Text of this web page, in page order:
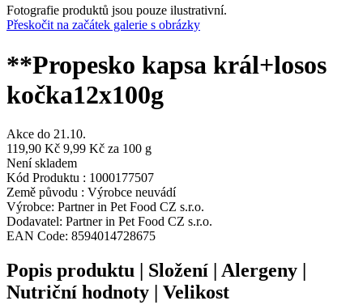
Fotografie produktů jsou pouze ilustrativní.
Přeskočit na začátek galerie s obrázky
**Propesko kapsa král+losos
kočka12x100g
Akce do 21.10.
119,90 Kč 9,99 Kč za 100 g
Není skladem
Kód Produktu : 1000177507
Země původu : Výrobce neuvádí
Výrobce: Partner in Pet Food CZ s.r.o.
Dodavatel: Partner in Pet Food CZ s.r.o.
EAN Code: 8594014728675
Popis produktu | Složení | Alergeny |
Nutriční hodnoty | Velikost